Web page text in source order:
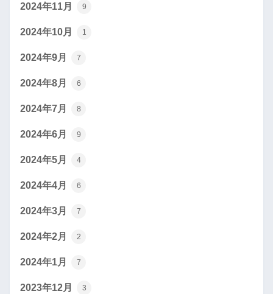
2024年11月 9
2024年10月 1
2024年9月 7
2024年8月 6
2024年7月 8
2024年6月 9
2024年5月 4
2024年4月 6
2024年3月 7
2024年2月 2
2024年1月 7
2023年12月 3